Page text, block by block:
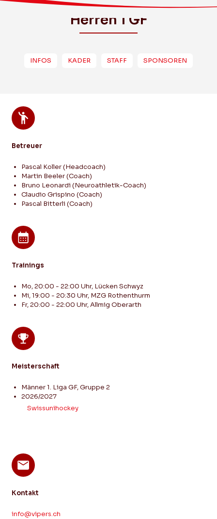
Herren 1 GF
INFOS KADER STAFF SPONSOREN
Betreuer
Pascal Koller (Headcoach)
Martin Beeler (Coach)
Bruno Leonardi (Neuroathletik-Coach)
Claudio Grispino (Coach)
Pascal Bitterli (Coach)
Trainings
Mo, 20:00 - 22:00 Uhr, Lücken Schwyz
Mi, 19:00 - 20:30 Uhr, MZG Rothenthurm
Fr, 20:00 - 22:00 Uhr, Allmig Oberarth
Meisterschaft
Männer 1. Liga GF, Gruppe 2
2026/2027
Swissunihockey
Kontakt
info@vipers.ch